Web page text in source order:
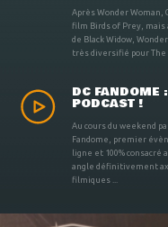
Après Wonder
film Birds of Prey, mais
de Black Widow,
très diversifié pour The
DC FANDOME
PODCAST !
Au cours du weekend
Fandome, premier
ligne et 100% consacré
angle définitivement
filmiques ...